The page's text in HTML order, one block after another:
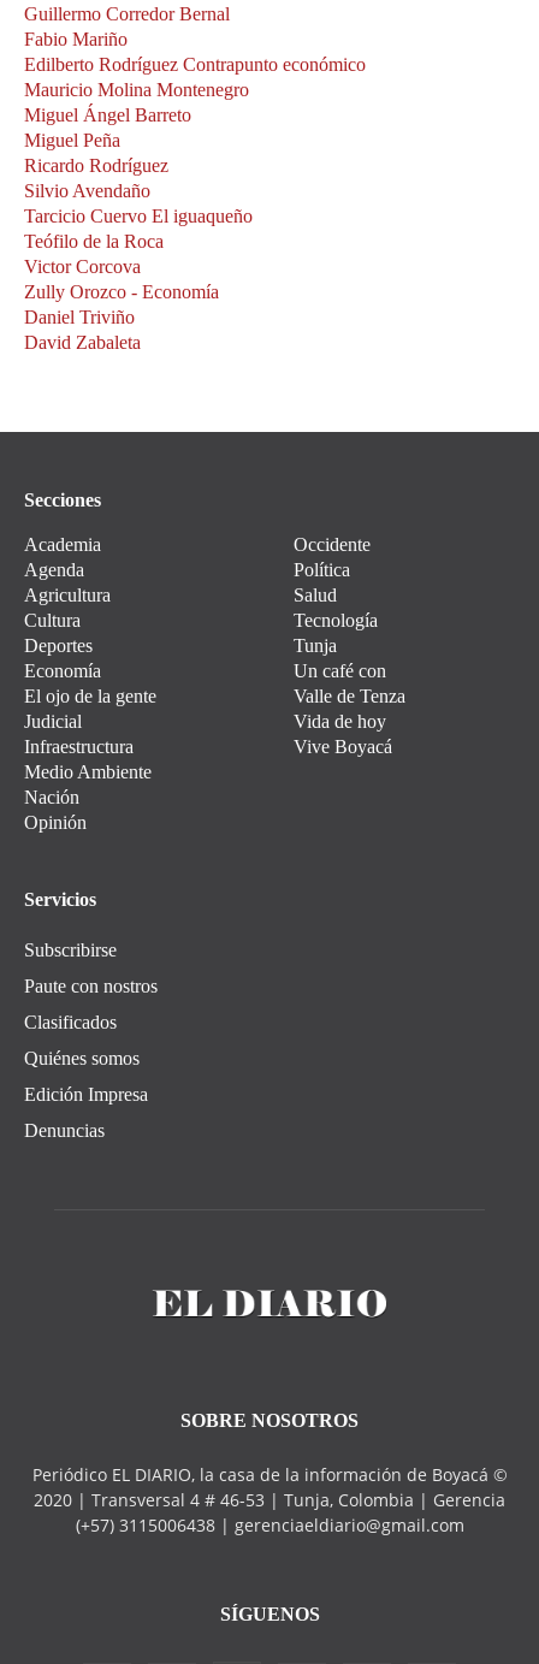
Guillermo Corredor Bernal
Fabio Mariño
Edilberto Rodríguez Contrapunto económico
Mauricio Molina Montenegro
Miguel Ángel Barreto
Miguel Peña
Ricardo Rodríguez
Silvio Avendaño
Tarcicio Cuervo El iguaqueño
Teófilo de la Roca
Victor Corcova
Zully Orozco - Economía
Daniel Triviño
David Zabaleta
Secciones
Academia
Agenda
Agricultura
Cultura
Deportes
Economía
El ojo de la gente
Judicial
Infraestructura
Medio Ambiente
Nación
Opinión
Occidente
Política
Salud
Tecnología
Tunja
Un café con
Valle de Tenza
Vida de hoy
Vive Boyacá
Servicios
Subscribirse
Paute con nostros
Clasificados
Quiénes somos
Edición Impresa
Denuncias
SOBRE NOSOTROS
Periódico EL DIARIO, la casa de la información de Boyacá ©
2020 | Transversal 4 # 46-53 | Tunja, Colombia | Gerencia
(+57) 3115006438 | gerenciaeldiario@gmail.com
SÍGUENOS